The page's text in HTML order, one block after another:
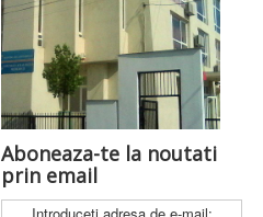
Aboneaza-te la noutati
prin email